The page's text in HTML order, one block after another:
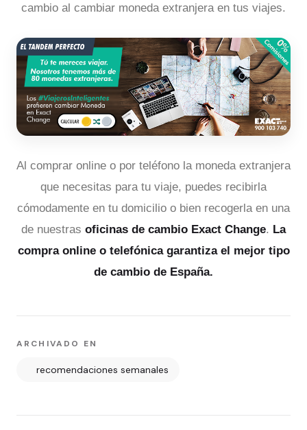
cambio al cambiar moneda extranjera en tus viajes.
Al comprar online o por teléfono la moneda extranjera
que necesitas para tu viaje, puedes recibirla
cómodamente en tu domicilio o bien recogerla en una
de nuestras oficinas de cambio Exact Change. La
compra online o telefónica garantiza el mejor tipo
de cambio de España.
ARCHIVADO EN
recomendaciones semanales